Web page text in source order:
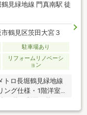
見緑地線 門真南駅 徒
鶴見区茨田大宮３
駐車場あり
リフォームリノベーシ
ョン
トロ長堀鶴見緑地線
ング仕様・1階洋室
面室が近く、家事動